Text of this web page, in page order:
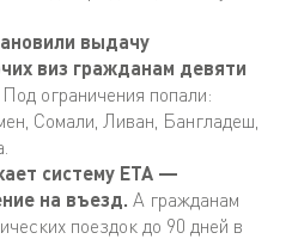
выдачу
виз гражданам девяти
Под ограничения попали:
Сомали, Ливан, Бангладеш,
систему ETA —
на въезд. А гражданам
поездок до 90 дней в